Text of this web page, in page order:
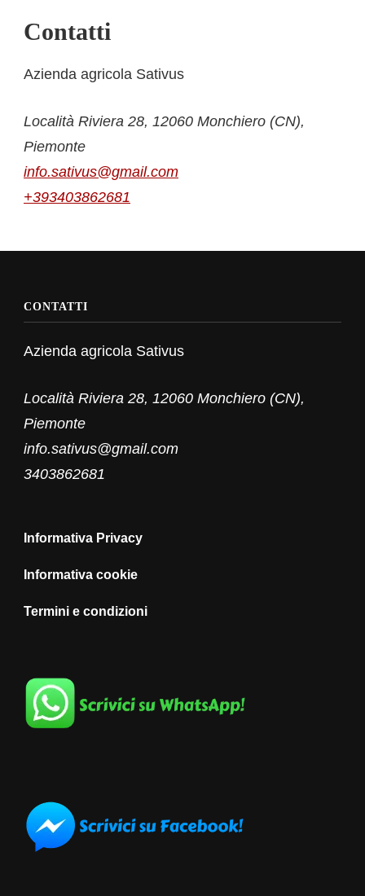
Contatti
Azienda agricola Sativus
Località Riviera 28, 12060 Monchiero (CN),
Piemonte
info.sativus@gmail.com
+393403862681
CONTATTI
Azienda agricola Sativus
Località Riviera 28, 12060 Monchiero (CN),
Piemonte
info.sativus@gmail.com
3403862681
Informativa Privacy
Informativa cookie
Termini e condizioni